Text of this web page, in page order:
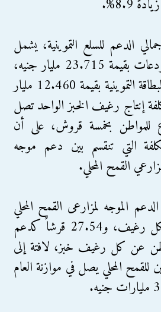
الدعم للسلع التموينية، يشمل
دعما للخبز ودقيق المستودعات بقيمة 23.715 مليار جنيه،
علاوة على دعم سلع البطاقة التموينية بقيمة 12.460 مليار
إنتاج رغيف الخبز الواحد تصل
يباع للمواطن بخمسة قروش، على أن
التي تنقسم بين دعم موجه
القمح المحلي.
الموجه لمزارعى القمح المحلي
بقيمة 4.26 قروش لكل رغيف، و27.54 قرشاً كدعم
عن كل رغيف خبز، لافتة إلى
للقمح المحلي يصل في موازنة العام